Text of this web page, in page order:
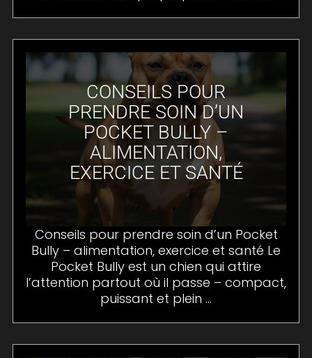
CONSEILS POUR
PRENDRE SOIN D’UN
POCKET BULLY –
ALIMENTATION,
EXERCICE ET SANTÉ
Conseils pour prendre soin d’un Pocket
Bully – alimentation, exercice et santé Le
Pocket Bully est un chien qui attire
l’attention partout où il passe – compact,
puissant et plein ...